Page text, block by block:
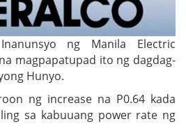
ng Manila Electric
na magpapatupad ito ng dagdag-
Hunyo.
ng increase na P0.64 kada
sa kabuuang power rate ng